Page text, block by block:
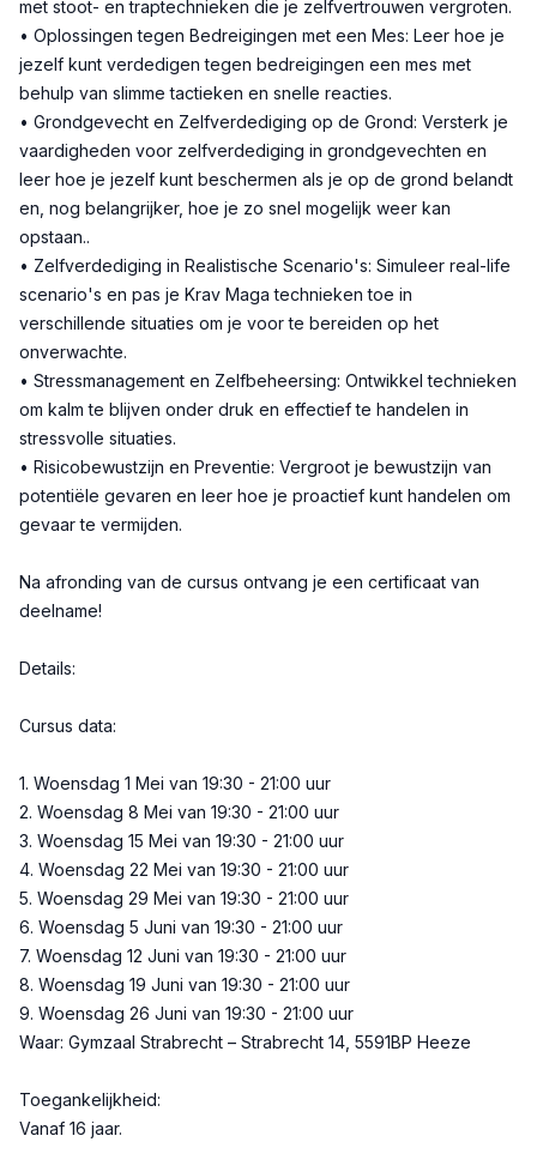
met stoot- en traptechnieken die je zelfvertrouwen vergroten.
• Oplossingen tegen Bedreigingen met een Mes: Leer hoe je
jezelf kunt verdedigen tegen bedreigingen een mes met
behulp van slimme tactieken en snelle reacties.
• Grondgevecht en Zelfverdediging op de Grond: Versterk je
vaardigheden voor zelfverdediging in grondgevechten en
leer hoe je jezelf kunt beschermen als je op de grond belandt
en, nog belangrijker, hoe je zo snel mogelijk weer kan
opstaan..
• Zelfverdediging in Realistische Scenario's: Simuleer real-life
scenario's en pas je Krav Maga technieken toe in
verschillende situaties om je voor te bereiden op het
onverwachte.
• Stressmanagement en Zelfbeheersing: Ontwikkel technieken
om kalm te blijven onder druk en effectief te handelen in
stressvolle situaties.
• Risicobewustzijn en Preventie: Vergroot je bewustzijn van
potentiële gevaren en leer hoe je proactief kunt handelen om
gevaar te vermijden.
Na afronding van de cursus ontvang je een certificaat van
deelname!
Details:
Cursus data:
1. Woensdag 1 Mei van 19:30 - 21:00 uur
2. Woensdag 8 Mei van 19:30 - 21:00 uur
3. Woensdag 15 Mei van 19:30 - 21:00 uur
4. Woensdag 22 Mei van 19:30 - 21:00 uur
5. Woensdag 29 Mei van 19:30 - 21:00 uur
6. Woensdag 5 Juni van 19:30 - 21:00 uur
7. Woensdag 12 Juni van 19:30 - 21:00 uur
8. Woensdag 19 Juni van 19:30 - 21:00 uur
9. Woensdag 26 Juni van 19:30 - 21:00 uur
Waar: Gymzaal Strabrecht – Strabrecht 14, 5591BP Heeze
Toegankelijkheid:
Vanaf 16 jaar.